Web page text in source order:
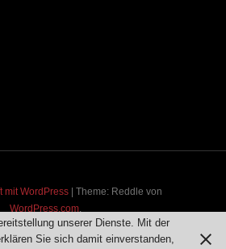
mit WordPress
Theme: Reddle von
WordPress.com.
unserer Dienste. Mit der
Sie sich damit einverstanden,